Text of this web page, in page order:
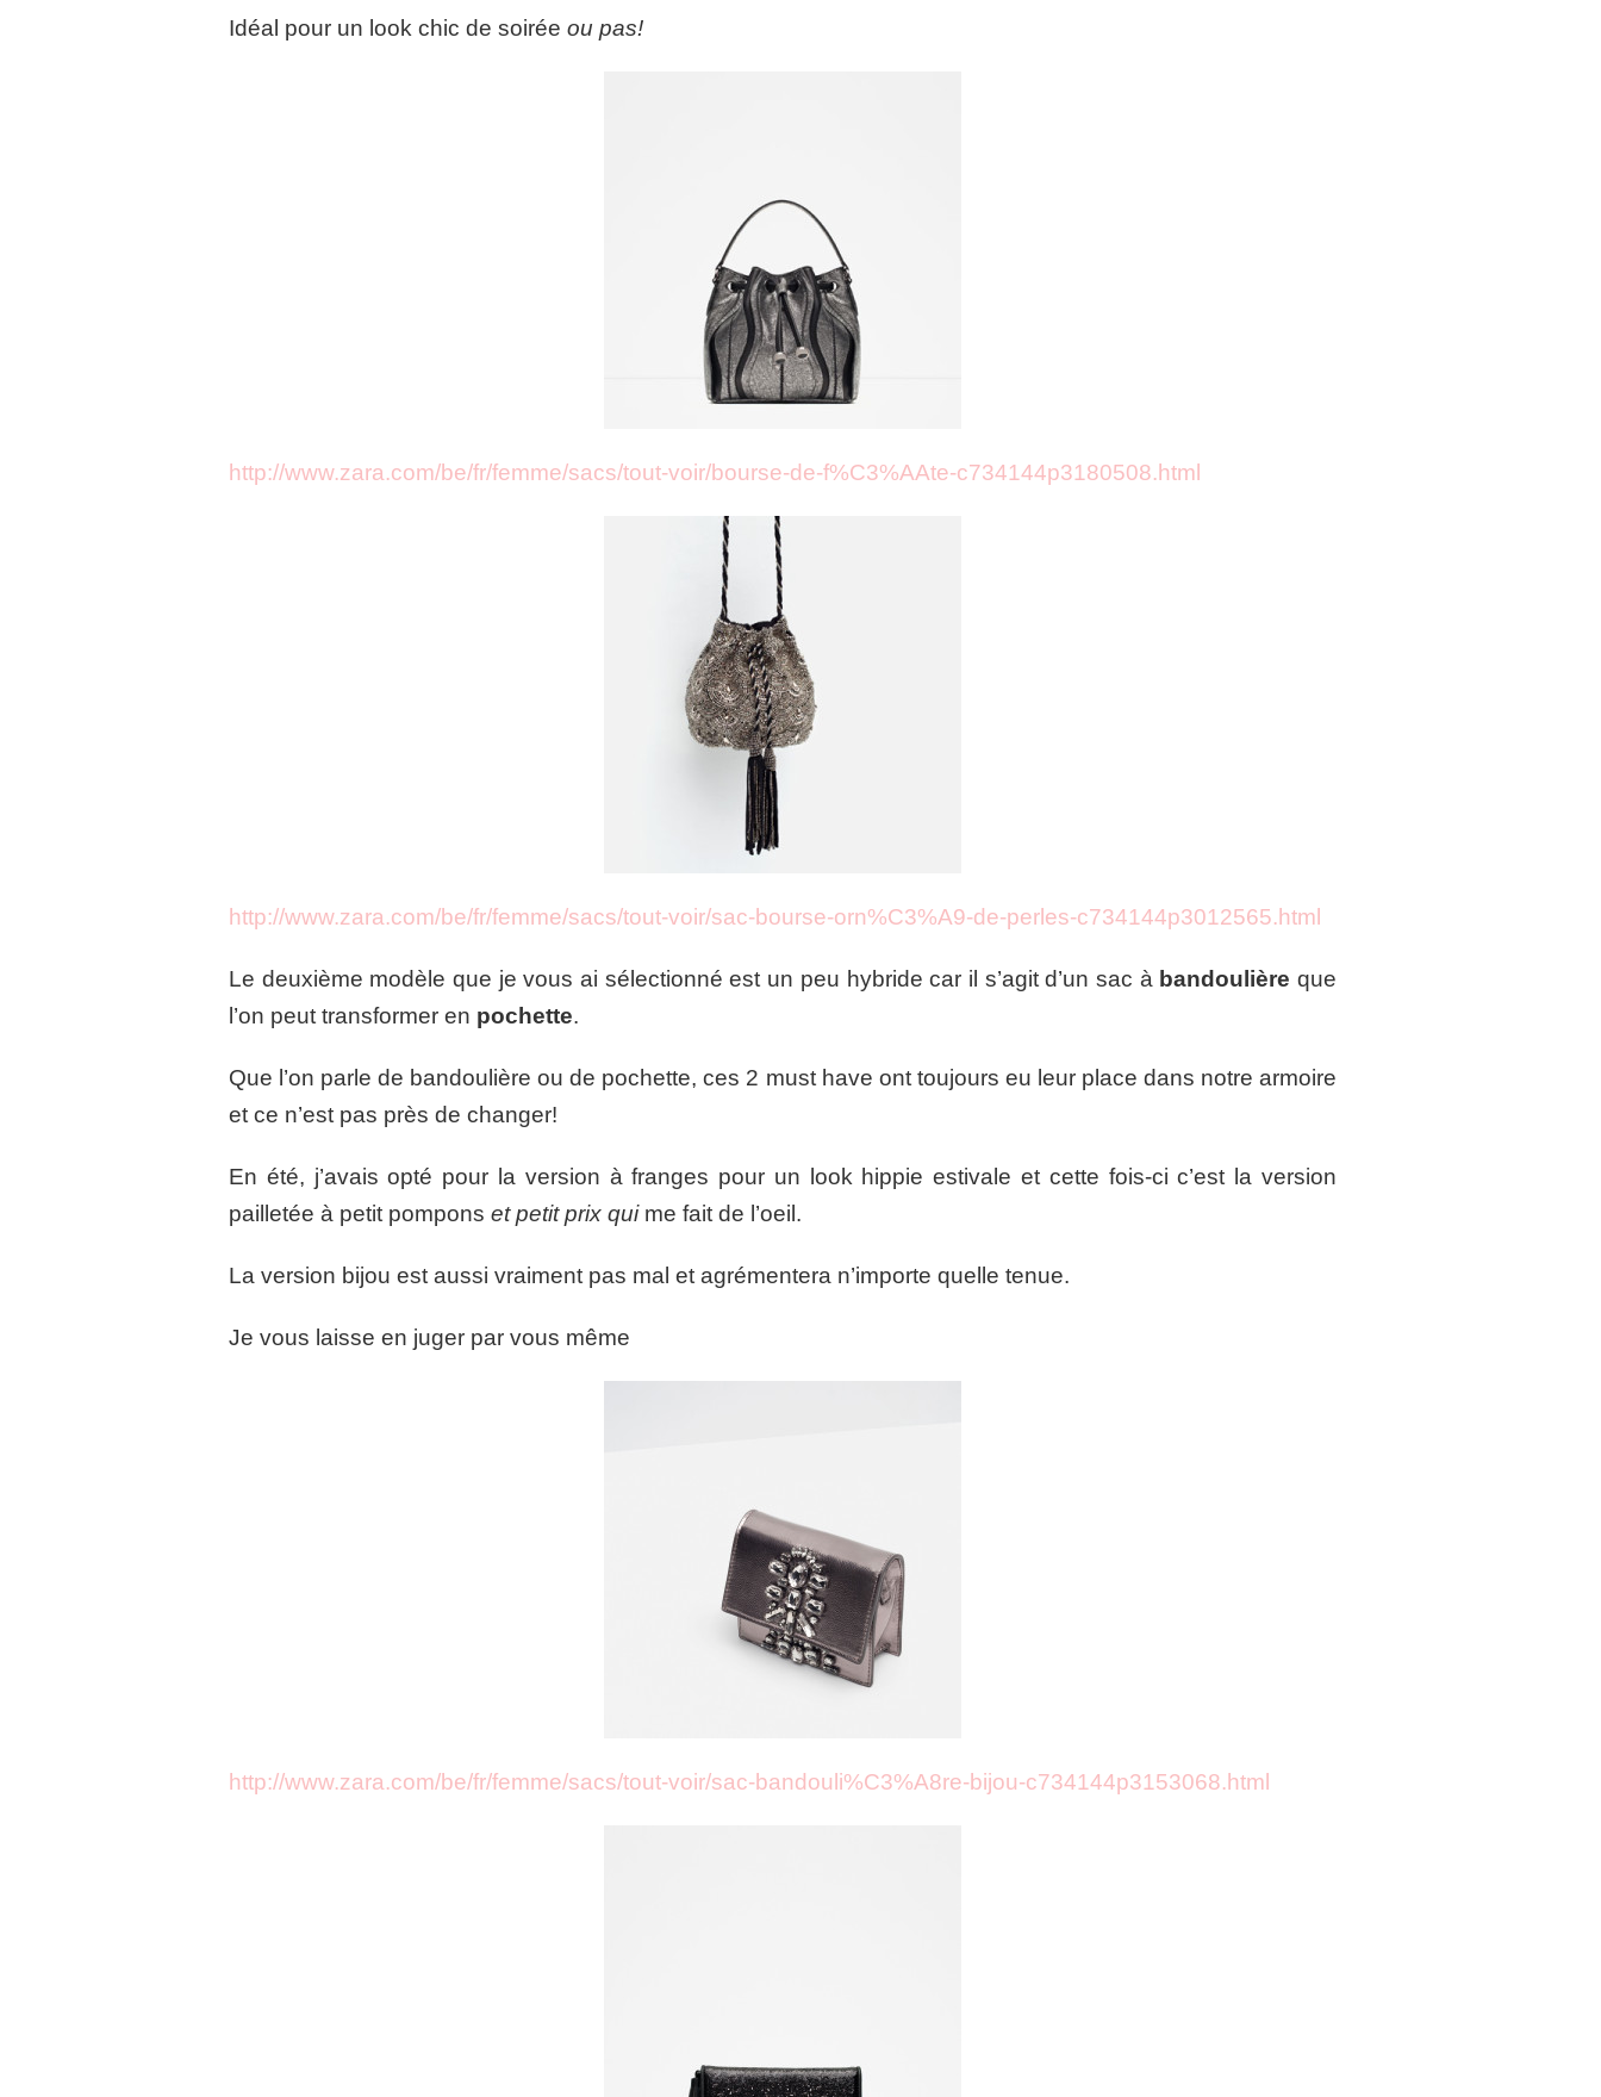
Idéal pour un look chic de soirée ou pas!
http://www.zara.com/be/fr/femme/sacs/tout-voir/bourse-de-f%C3%AAte-c734144p3180508.html
http://www.zara.com/be/fr/femme/sacs/tout-voir/sac-bourse-orn%C3%A9-de-perles-c734144p3012565.html
Le deuxième modèle que je vous ai sélectionné est un peu hybride car il s’agit d’un sac à bandoulière que
l’on peut transformer en pochette.
Que l’on parle de bandoulière ou de pochette, ces 2 must have ont toujours eu leur place dans notre armoire
et ce n’est pas près de changer!
En été, j’avais opté pour la version à franges pour un look hippie estivale et cette fois-ci c’est la version
pailletée à petit pompons et petit prix quime fait de l’oeil.
La version bijou est aussi vraiment pas mal et agrémentera n’importe quelle tenue.
Je vous laisse en juger par vous même
http://www.zara.com/be/fr/femme/sacs/tout-voir/sac-bandouli%C3%A8re-bijou-c734144p3153068.html